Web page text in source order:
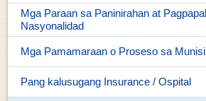
Mga Paraan sa Paninirahan at
Nasyonalidad
Mga Pamamaraan o Proseso sa
Pang kalusugang Insurance / Ospital